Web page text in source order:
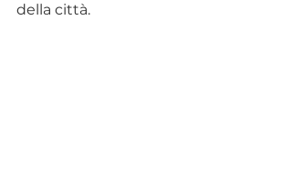
della città.